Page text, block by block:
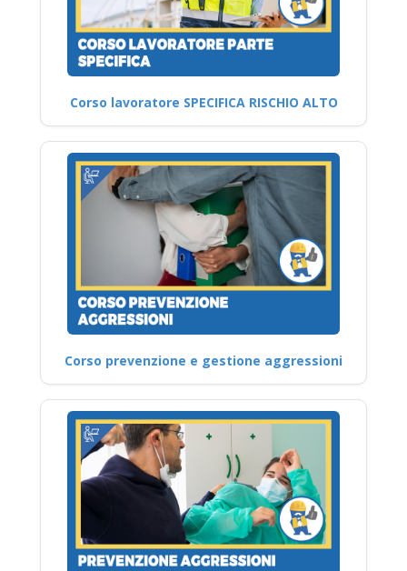
Corso lavoratore SPECIFICA RISCHIO ALTO
Corso prevenzione e gestione aggressioni